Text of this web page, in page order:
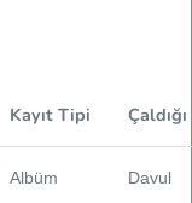
Kayıt Tipi
Albüm Davul